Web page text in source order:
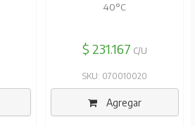
40°C
$ 231.167 C/U
SKU: 070010020
Agregar